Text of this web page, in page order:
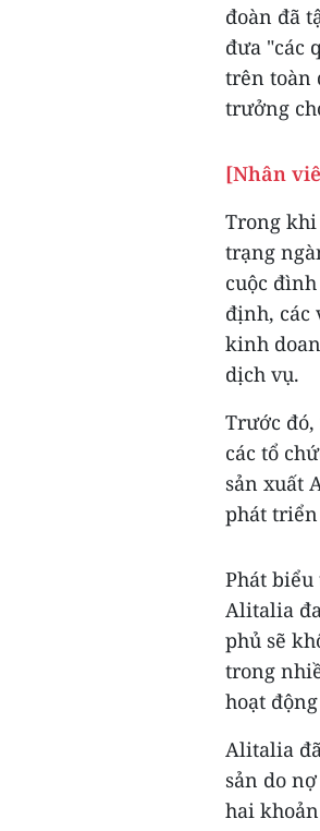
đoàn đã
đưa "các
trên toàn
trưởng
[Nhân
Trong khi
trạng
cuộc
định, các
kinh
dịch vụ.
Trước đó,
các tổ
sản xuất
phát
Phát
Alitalia
phủ sẽ
trong
hoạt
Alitalia
sản do
hai